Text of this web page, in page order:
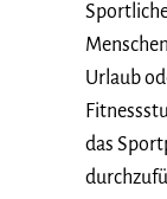
Urlaub
das